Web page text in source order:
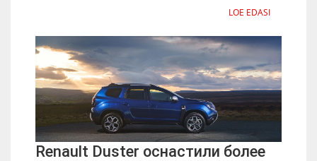
LOE EDASI
Renault Duster оснастили более